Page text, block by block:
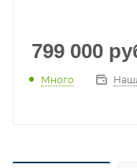
799 000
Много